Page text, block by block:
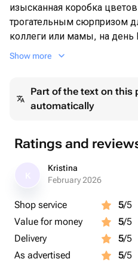
изысканная коробка
трогательным сюрпризом
коллеги или мамы, на
свадьбу и другие
тонкий аромат,
цветы, а эмоции, которые
Почему стоит выбрать:
🌿цветы от проверенных
и не вянут;
доставке;
🌿можно добавить
сообщением.
⏱️Доставим точно в срок —
Show more
Part of the text on this
automatically
Ratings and
Kristina
February 2026
Shop service 5/5
Value for money
5/5
Delivery
5/5
As advertised
5/5